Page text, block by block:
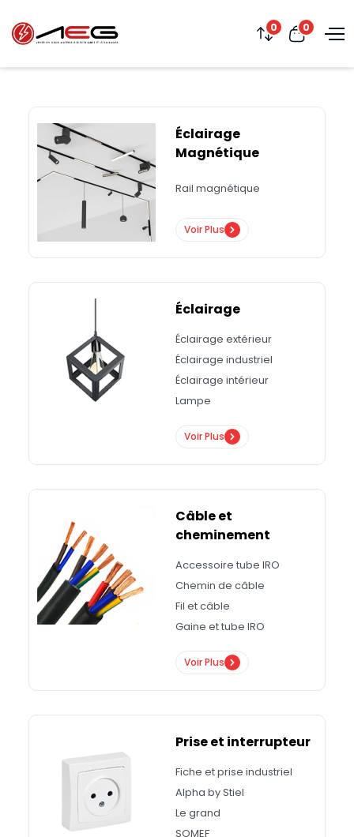
0 0
Éclairage
Magnétique
Rail magnétique
Voir Plus
Éclairage
Éclairage extérieur
Éclairage industriel
Éclairage intérieur
Lampe
Voir Plus
Câble et
cheminement
Accessoire tube IRO
Chemin de câble
Fil et câble
Gaine et tube IRO
Voir Plus
Prise et interrupteur
Fiche et prise industriel
Alpha by Stiel
Le grand
SOMEF